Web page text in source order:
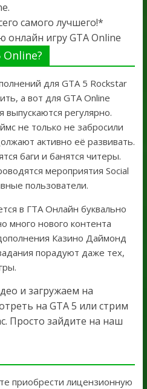
самого лучшего!*
онлайн игру GTA Online
для GTA 5 Rockstar
а вот для GTA Online
регулярно.
не только не забросили
активно её развивать.
баги и банятся читеры.
мероприятия Social
пользователи.
в ГТА Онлайн буквально
много нового контента
Казино Даймонд
порадуют даже тех,
и загружаем на
на GTA 5 или стрим
Просто зайдите на наш
приобрести лицензионную